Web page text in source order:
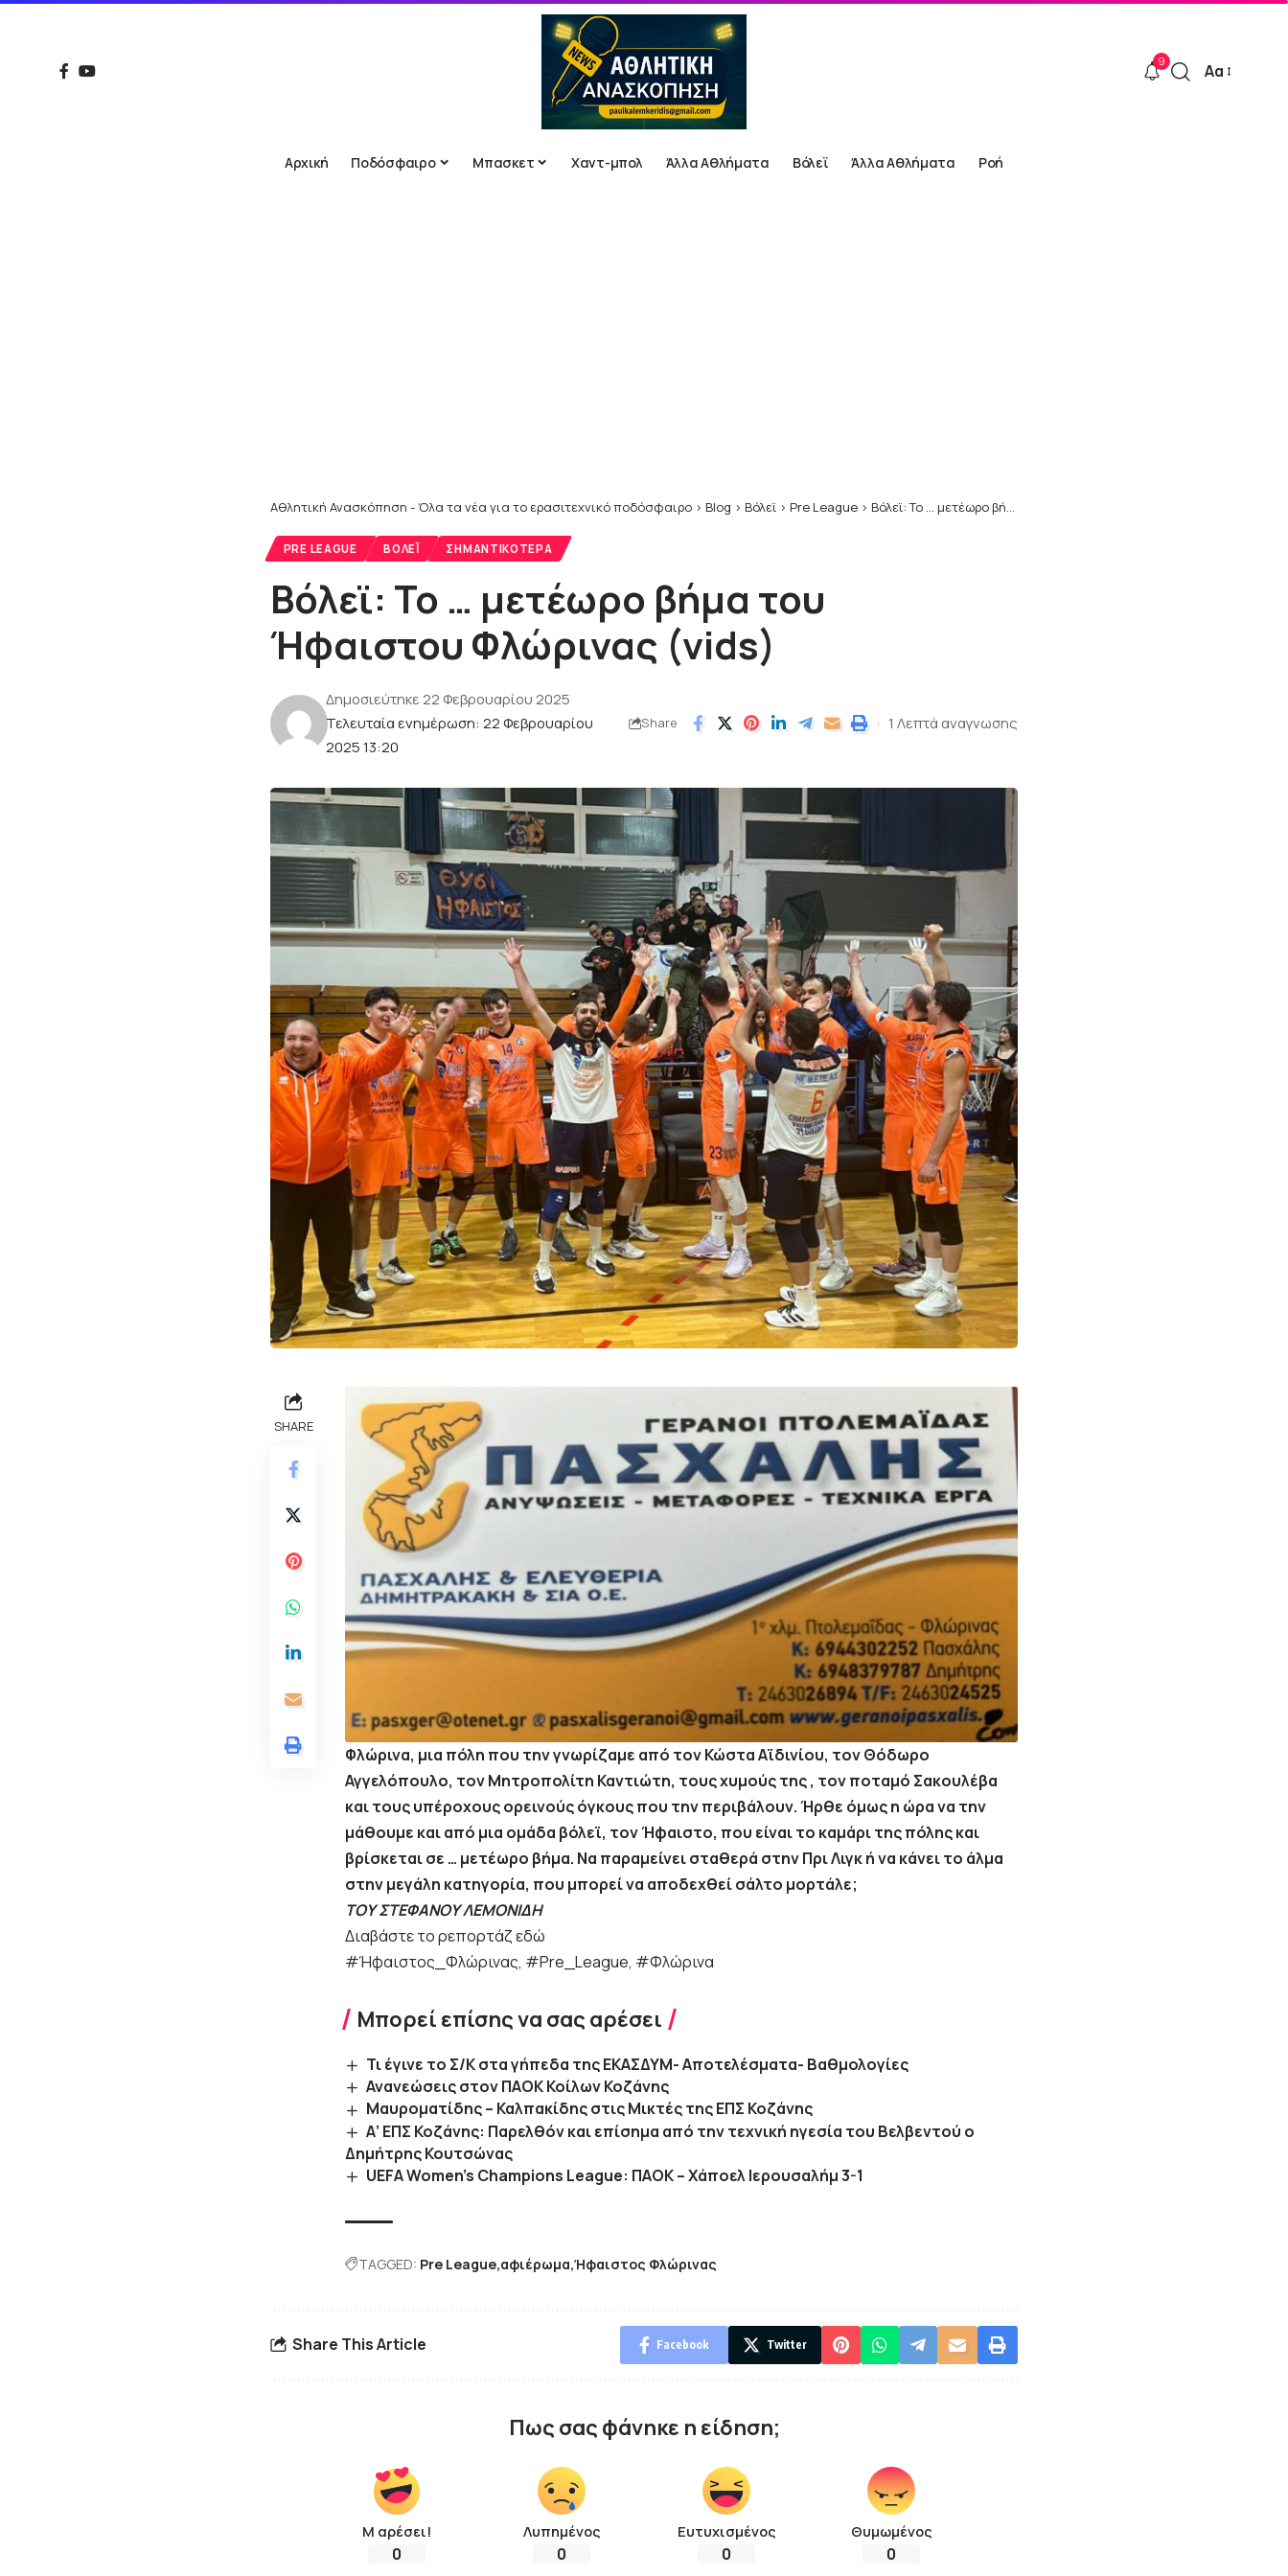
9
Font
Αα
Αρχική Ποδόσφαιρο Μπασκετ Χαντ-μπολ Άλλα Αθλήματα Βόλεϊ Άλλα Αθλήματα Ροή
Αθλητική Ανασκόπηση - Όλα τα νέα για το ερασιτεχνικό ποδόσφαιρο > Blog > Βόλεϊ > Pre League > Βόλεϊ: Το … μετέωρο βήμα του Ήφαιστου Φλώρινας (vids)
PRE LEAGUE ΒΌΛΕΪ ΣΗΜΑΝΤΙΚΌΤΕΡΑ
Βόλεϊ: Το … μετέωρο βήμα του
Ήφαιστου Φλώρινας (vids)
Τελευταία ενημέρωση: 22 Φεβρουαρίου
2025 13:20
Δημοσιεύτηκε 22 Φεβρουαρίου 2025
Share 1 Λεπτά αναγνωσης
SHARE
Φλώρινα, μια πόλη που την γνωρίζαμε από τον Κώστα Αϊδινίου, τον Θόδωρο
Αγγελόπουλο, τον Μητροπολίτη Καντιώτη, τους χυμούς της , τον ποταμό Σακουλέβα
και τους υπέροχους ορεινούς όγκους που την περιβάλουν. Ήρθε όμως η ώρα να την
μάθουμε και από μια ομάδα βόλεϊ, τον Ήφαιστο, που είναι το καμάρι της πόλης και
βρίσκεται σε … μετέωρο βήμα. Να παραμείνει σταθερά στην Πρι Λιγκ ή να κάνει το άλμα
στην μεγάλη κατηγορία, που μπορεί να αποδεχθεί σάλτο μορτάλε;
ΤΟΥ ΣΤΕΦΑΝΟΥ ΛΕΜΟΝΙΔΗ
Διαβάστε το ρεπορτάζ εδώ
#Ήφαιστος_Φλώρινας, #Pre_League, #Φλώρινα
Μπορεί επίσης να σας αρέσει
Τι έγινε το Σ/Κ στα γήπεδα της ΕΚΑΣΔΥΜ- Αποτελέσματα- Βαθμολογίες
Ανανεώσεις στον ΠΑΟΚ Κοίλων Κοζάνης
Μαυροματίδης – Καλπακίδης στις Μικτές της ΕΠΣ Κοζάνης
Α’ ΕΠΣ Κοζάνης: Παρελθόν και επίσημα από την τεχνική ηγεσία του Βελβεντού ο
Δημήτρης Κουτσώνας
UEFA Women’s Champions League: ΠΑΟΚ – Χάποελ Ιερουσαλήμ 3-1
TAGGED: Pre League αφιέρωμα Ήφαιστος Φλώρινας
Share This Article Facebook Twitter
Πως σας φάνηκε η είδηση;
Μ αρέσει!
0
Λυπημένος
0
Ευτυχισμένος
0
Θυμωμένος
0